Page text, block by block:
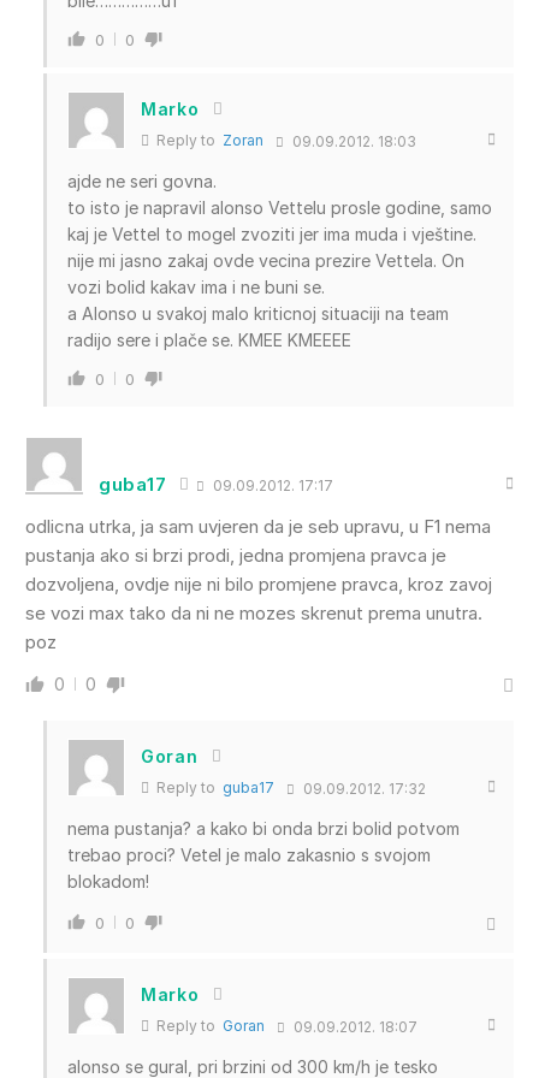
0 0
Marko
Reply to Zoran 09.09.2012. 18:03
ajde ne seri govna.
to isto je napravil alonso Vettelu prosle godine, samo
kaj je Vettel to mogel zvoziti jer ima muda i vještine.
nije mi jasno zakaj ovde vecina prezire Vettela. On
vozi bolid kakav ima i ne buni se.
a Alonso u svakoj malo kriticnoj situaciji na team
radijo sere i plače se. KMEE KMEEEE
0 0
guba17 09.09.2012. 17:17
odlicna utrka, ja sam uvjeren da je seb upravu, u F1 nema
pustanja ako si brzi prodi, jedna promjena pravca je
dozvoljena, ovdje nije ni bilo promjene pravca, kroz zavoj
se vozi max tako da ni ne mozes skrenut prema unutra.
poz
0 0
Goran
Reply to guba17 09.09.2012. 17:32
nema pustanja? a kako bi onda brzi bolid potvom
trebao proci? Vetel je malo zakasnio s svojom
blokadom!
0 0
Marko
Reply to Goran 09.09.2012. 18:07
alonso se gural, pri brzini od 300 km/h je tesko